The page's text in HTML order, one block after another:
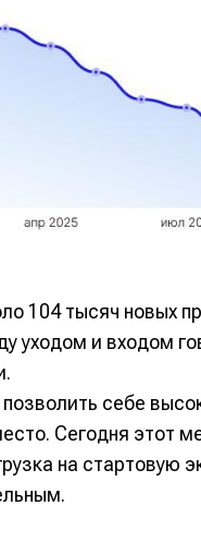
104 тысяч новых
уходом и входом
себе
Сегодня этот
на стартовую